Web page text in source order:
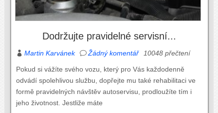
Dodržujte pravidelné servisní...
Martin Karvánek Žádný komentář 10048 přečtení
Pokud si vážíte svého vozu, který pro Vás každodenně
odvádí spolehlivou službu, dopřejte mu také rehabilitaci ve
formě pravidelných návštěv autoservisu, prodloužíte tím i
jeho životnost. Jestliže máte